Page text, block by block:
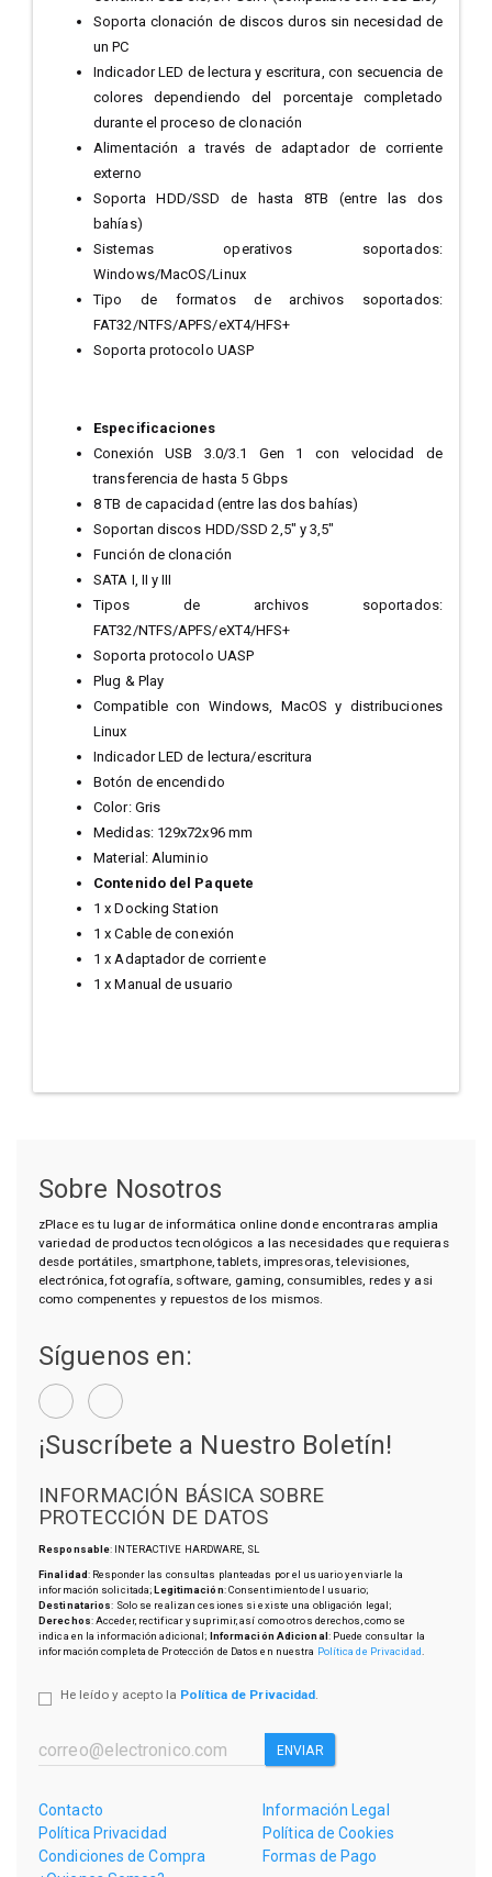
Soporta clonación de discos duros sin necesidad de
un PC
Indicador LED de lectura y escritura, con secuencia de
colores dependiendo del porcentaje completado
durante el proceso de clonación
Alimentación a través de adaptador de corriente
externo
Soporta HDD/SSD de hasta 8TB (entre las dos
bahías)
Sistemas operativos soportados:
Windows/MacOS/Linux
Tipo de formatos de archivos soportados:
FAT32/NTFS/APFS/eXT4/HFS+
Soporta protocolo UASP
Especificaciones
Conexión USB 3.0/3.1 Gen 1 con velocidad de
transferencia de hasta 5 Gbps
8 TB de capacidad (entre las dos bahías)
Soportan discos HDD/SSD 2,5" y 3,5"
Función de clonación
SATA I, II y III
Tipos de archivos soportados:
FAT32/NTFS/APFS/eXT4/HFS+
Soporta protocolo UASP
Plug & Play
Compatible con Windows, MacOS y distribuciones
Linux
Indicador LED de lectura/escritura
Botón de encendido
Color: Gris
Medidas: 129x72x96 mm
Material: Aluminio
Contenido del Paquete
1 x Docking Station
1 x Cable de conexión
1 x Adaptador de corriente
1 x Manual de usuario
Sobre Nosotros
zPlace es tu lugar de informática online donde encontraras amplia
variedad de productos tecnológicos a las necesidades que requieras
desde portátiles, smartphone, tablets, impresoras, televisiones,
electrónica, fotografía, software, gaming, consumibles, redes y asi
como compenentes y repuestos de los mismos.
Síguenos en:
¡Suscríbete a Nuestro Boletín!
INFORMACIÓN BÁSICA SOBRE
PROTECCIÓN DE DATOS
Responsable: INTERACTIVE HARDWARE, SL
Finalidad: Responder las consultas planteadas por el usuario y enviarle la
información solicitada;Legitimación: Consentimiento del usuario;
Destinatarios: Solo se realizan cesiones si existe una obligación legal;
Derechos: Acceder, rectificar y suprimir, así como otros derechos, como se
indica en la información adicional; Información Adicional: Puede consultar la
información completa de Protección de Datos en nuestra Política de Privacidad
He leído y acepto la Política de Privacidad.
ENVIAR
Contacto
Información Legal
Política Privacidad
Política de Cookies
Condiciones de Compra
Formas de Pago